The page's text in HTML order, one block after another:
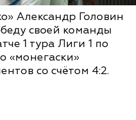
Александр Головин
своей команды
1 тура Лиги 1 по
«монегаски»
со счётом 4:2.